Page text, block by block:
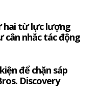
hai từ lực lượng
nhắc tác động
để chặn sáp
Discovery